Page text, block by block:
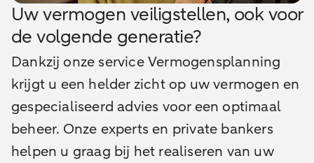
Uw vermogen veiligstellen, ook voor
de volgende generatie?
Dankzij onze service Vermogensplanning
krijgt u een helder zicht op uw vermogen en
gespecialiseerd advies voor een optimaal
beheer. Onze experts en private bankers
helpen u graag bij het realiseren van uw